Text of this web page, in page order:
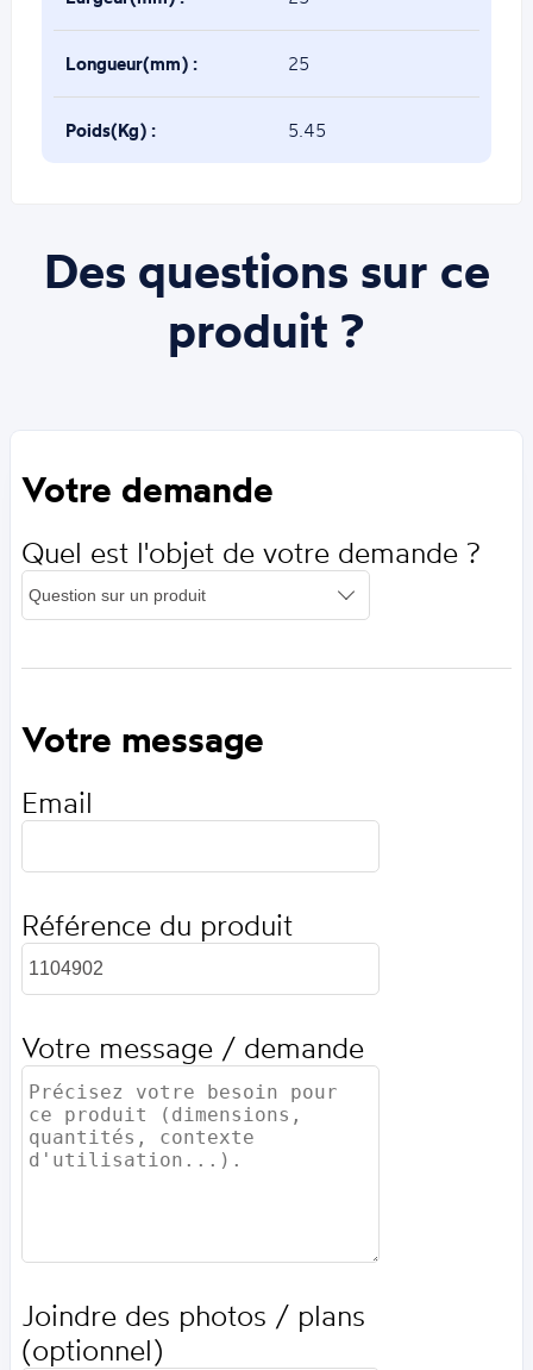
Longueur(mm) : 25
Poids(Kg) : 5.45
Des questions sur ce
produit ?
Votre demande
Quel est l'objet de votre demande ?
Votre message
Email
Référence du produit
Votre message / demande
Joindre des photos / plans
(optionnel)